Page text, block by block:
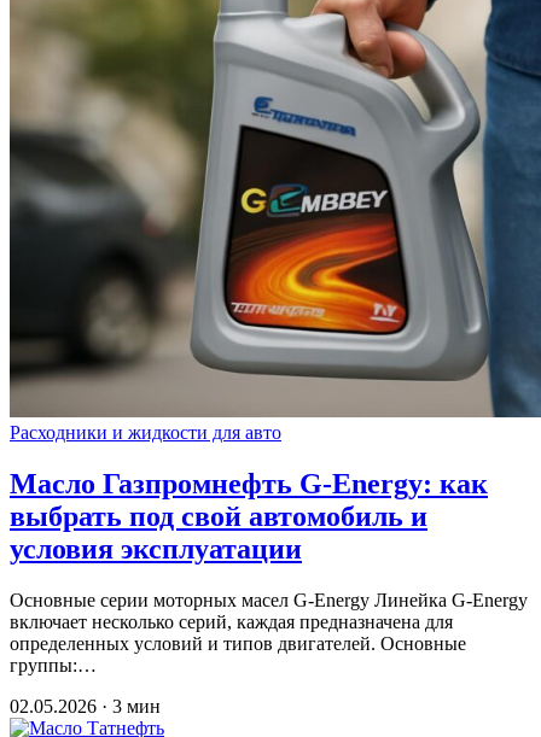
Расходники и жидкости для авто
Масло Газпромнефть G-Energy: как
выбрать под свой автомобиль и
условия эксплуатации
Основные серии моторных масел G-Energy Линейка G-Energy
включает несколько серий, каждая предназначена для
определенных условий и типов двигателей. Основные
группы:…
02.05.2026 · 3 мин